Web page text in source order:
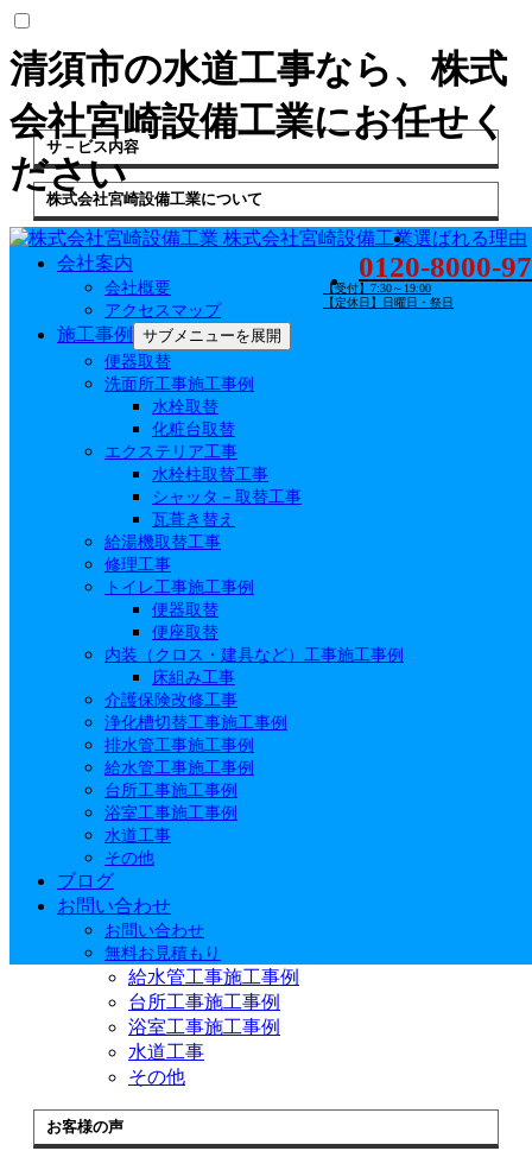
清須市の水道工事なら、株式
会社宮崎設備工業にお任せく
ださい
株式会社宮崎設備工業
0120-8000-97
【受付】7:30～19:00
【定休日】日曜日・祭日
選ばれる理由
会社案内
会社概要
アクセスマップ
施工事例
サブメニューを展開
便器取替
洗面所工事施工事例
水栓取替
化粧台取替
エクステリア工事
水栓柱取替工事
シャッタ－取替工事
瓦葺き替え
給湯機取替工事
修理工事
トイレ工事施工事例
便器取替
便座取替
内装（クロス・建具など）工事施工事例
床組み工事
介護保険改修工事
浄化槽切替工事施工事例
排水管工事施工事例
給水管工事施工事例
台所工事施工事例
浴室工事施工事例
水道工事
その他
ブログ
お問い合わせ
お問い合わせ
無料お見積もり
サ－ビス内容
株式会社宮崎設備工業について
選ばれる理由
会社案内
水もれSHURRY
サ－ビス内容
代表挨拶
会社概要
アクセスマップ
施工事例
施工事例一覧
便器取替
洗面所工事施工事例
水栓取替
化粧台取替
エクステリア工事
水栓柱取替工事
シャッタ－取替工事
瓦葺き替え
給湯機取替工事
修理工事
トイレ工事施工事例
便器取替
便座取替
内装（クロス・建具など）工事施工事例
介護保険改修工事
浄化槽切替工事施工事例
排水管工事施工事例
給水管工事施工事例
台所工事施工事例
浴室工事施工事例
水道工事
その他
お客様の声